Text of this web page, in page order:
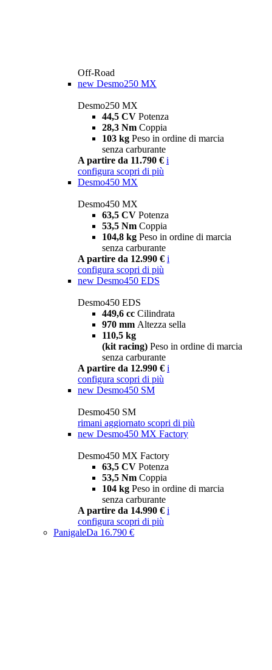
Off-Road
new Desmo250 MX
Desmo250 MX
44,5 CV Potenza
28,3 Nm Coppia
103 kg Peso in ordine di marcia
senza carburante
A partire da 11.790 € i
configura scopri di più
Desmo450 MX
Desmo450 MX
63,5 CV Potenza
53,5 Nm Coppia
104,8 kg Peso in ordine di marcia
senza carburante
A partire da 12.990 € i
configura scopri di più
new Desmo450 EDS
Desmo450 EDS
449,6 cc Cilindrata
970 mm Altezza sella
110,5 kg
(kit racing) Peso in ordine di marcia
senza carburante
A partire da 12.990 € i
configura scopri di più
new Desmo450 SM
Desmo450 SM
rimani aggiornato scopri di più
new Desmo450 MX Factory
Desmo450 MX Factory
63,5 CV Potenza
53,5 Nm Coppia
104 kg Peso in ordine di marcia
senza carburante
A partire da 14.990 € i
configura scopri di più
PanigaleDa 16.790 €